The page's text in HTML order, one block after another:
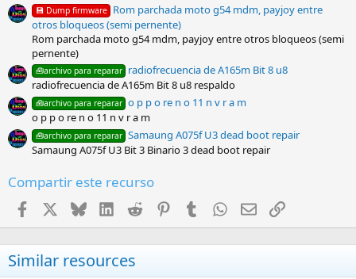
s
)
💾 Dump firmware Rom parchada moto g54 mdm, payjoy entre
otros bloqueos (semi pernente)
Rom parchada moto g54 mdm, payjoy entre otros bloqueos (semi
pernente)
🧰archivo para reparar radiofrecuencia de A165m Bit 8 u8
radiofrecuencia de A165m Bit 8 u8 respaldo
🧰archivo para reparar o p p o re n o 11 n v r a m
o p p o re n o 11 n v r a m
🧰archivo para reparar Samaung A075f U3 dead boot repair
Samaung A075f U3 Bit 3 Binario 3 dead boot repair
Compartir este recurso
Facebook BlueskyLinkedInReddit PinterestTumblr WhatsApp
EmailEnlace
Similar resources